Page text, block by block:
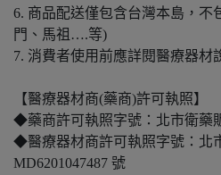
6. 商品配送僅包含台灣本島，不
門、馬祖….等)
7. 消費者使用前應詳閱醫療器材
【醫療器材商(藥商)許可執照】
◆藥商許可執照字號：北市衛藥
◆醫療器材商許可執照字號：北
MD6201047487 號